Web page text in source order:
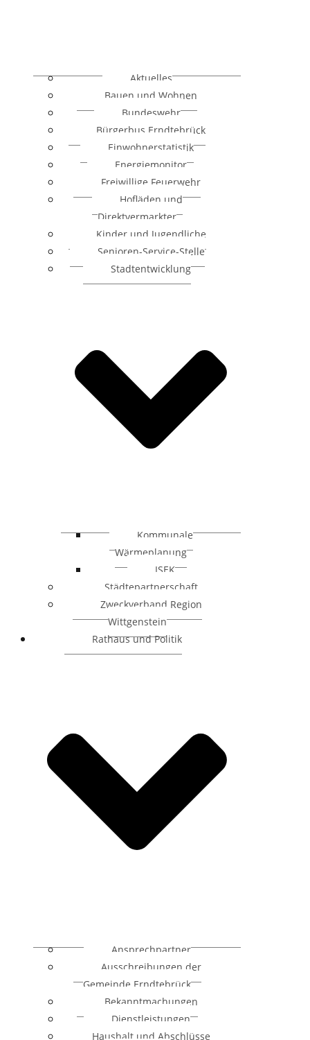
Aktuelles
Bauen und Wohnen
Bundeswehr
Bürgerbus Erndtebrück
Einwohnerstatistik
Energiemonitor
Freiwillige Feuerwehr
Hofläden und
Direktvermarkter
Kinder und Jugendliche
Senioren-Service-Stelle
Stadtentwicklung
Kommunale
Wärmeplanung
ISEK
Städtepartnerschaft
Zweckverband Region
Wittgenstein
Rathaus und Politik
Ansprechpartner
Ausschreibungen der
Gemeinde Erndtebrück
Bekanntmachungen
Dienstleistungen
Haushalt und Abschlüsse